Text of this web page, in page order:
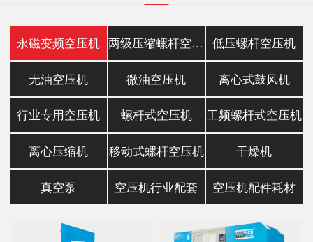
永磁变频空压机 两级压缩螺杆空压机 低压螺杆空压机
无油空压机 微油空压机 离心式鼓风机
行业专用空压机 螺杆式空压机 工频螺杆式空压机
离心压缩机 移动式螺杆空压机 干燥机
真空泵 空压机行业配套 空压机配件耗材